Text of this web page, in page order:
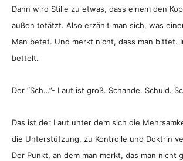
Dann wird Stille zu etwas, dass einem den
außen totätzt. Also erzählt man sich, was
Man betet. Und merkt nicht, dass man bittet.
bettelt.
Der “Sch…”- Laut ist groß. Schande. Schuld.
Das ist der Laut unter dem sich die
die Unterstützung, zu Kontrolle und Doktrin
Der Punkt, an dem man merkt, das man nicht